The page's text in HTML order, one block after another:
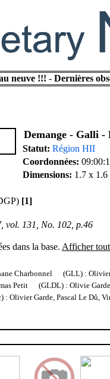
neuve !!! - Dernières
Demange - Galli -
Statut: Région HII
Coordonnées:
Dimensions: 1.7 x 1.6
[1]
131, No. 102, p.46
dans la base. Afficher
Charbonnel (GLL) :
Petit (GLDL) : Olivie
Garde, Pascal Le Dû,